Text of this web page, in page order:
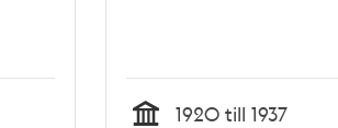
1920 till 1937